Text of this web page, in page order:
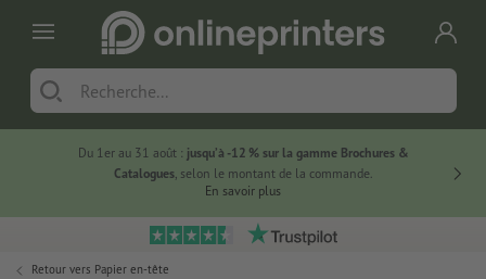
Du 1er au 31 août : jusqu’à -12 % sur la gamme Brochures &
Catalogues, selon le montant de la commande.
En savoir plus
Retour vers Papier en-tête